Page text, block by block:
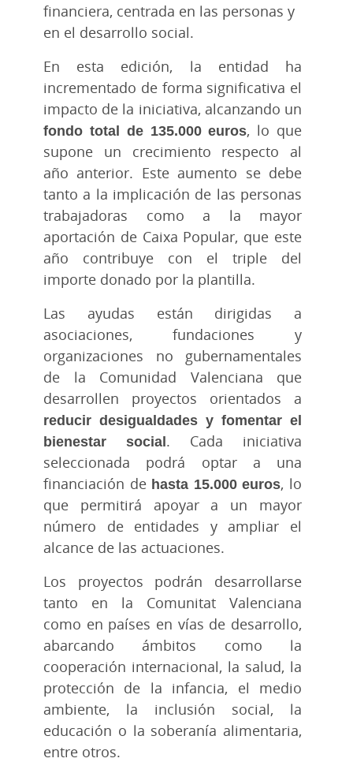
financiera, centrada en las personas y
en el desarrollo social.
En esta edición, la entidad ha
incrementado de forma significativa el
impacto de la iniciativa, alcanzando un
fondo total de 135.000 euros, lo que
supone un crecimiento respecto al
año anterior. Este aumento se debe
tanto a la implicación de las personas
trabajadoras como a la mayor
aportación de Caixa Popular, que este
año contribuye con el triple del
importe donado por la plantilla.
Las ayudas están dirigidas a
asociaciones, fundaciones y
organizaciones no gubernamentales
de la Comunidad Valenciana que
desarrollen proyectos orientados a
reducir desigualdades y fomentar el
bienestar social. Cada iniciativa
seleccionada podrá optar a una
financiación de hasta 15.000 euros, lo
que permitirá apoyar a un mayor
número de entidades y ampliar el
alcance de las actuaciones.
Los proyectos podrán desarrollarse
tanto en la Comunitat Valenciana
como en países en vías de desarrollo,
abarcando ámbitos como la
cooperación internacional, la salud, la
protección de la infancia, el medio
ambiente, la inclusión social, la
educación o la soberanía alimentaria,
entre otros.